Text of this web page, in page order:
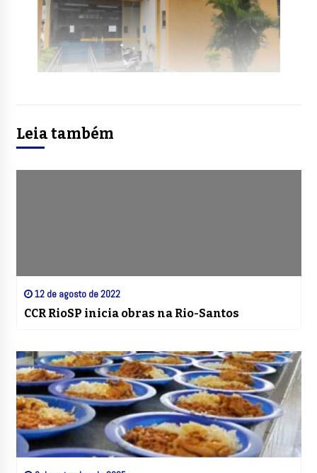
Leia também
12 de agosto de 2022
CCR RioSP inicia obras na Rio-Santos